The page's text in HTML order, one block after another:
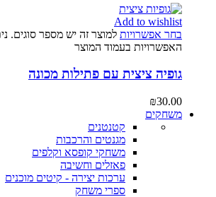
Add to wishlist
בחר אפשרויות למוצר זה יש מספר סוגים.
האפשרויות בעמוד המוצר
גופיה ציצית עם פתילות מכונה
₪30.00
משחקים
קטנטנים
מגנטים והרכבות
משחקי קופסא וקלפים
פאזלים וחשיבה
ערכות יצירה - קיטים מוכנים
ספרי משחק